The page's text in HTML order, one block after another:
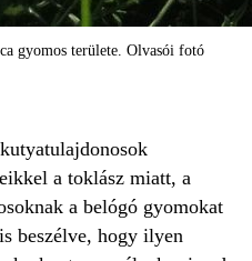
gyomos területe. Olvasói fotó
a toklász miatt, a
a belógó gyomokat
beszélve, hogy ilyen